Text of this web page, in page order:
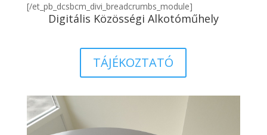
[/et_pb_dcsbcm_divi_breadcrumbs_module]
Digitális Közösségi Alkotóműhely
TÁJÉKOZTATÓ